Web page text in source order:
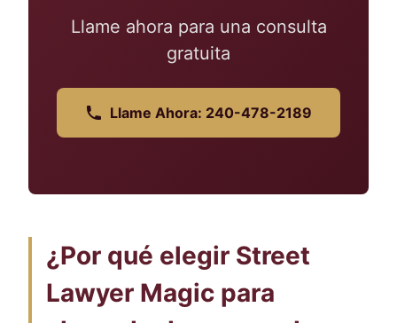
Llame ahora para una consulta
gratuita
Llame Ahora: 240-478-2189
¿Por qué elegir Street
Lawyer Magic para